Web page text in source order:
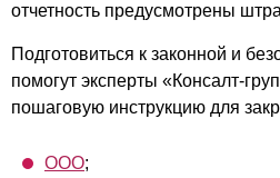
отчетность предусмотрены
Подготовиться к законной и
помогут эксперты «Консалт-
пошаговую инструкцию для
ООО;